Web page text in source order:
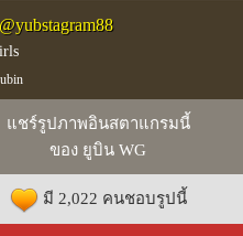
แชร์รูปภาพอินสตาแกรมนี้
ของ ยูบิน WG
มี 2,022 คนชอบรูปนี้